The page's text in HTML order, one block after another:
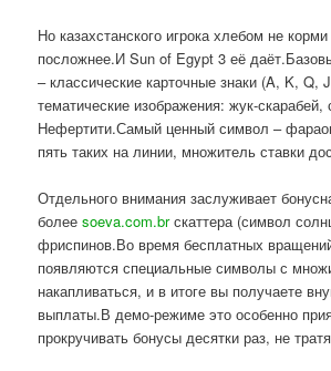
Но казахстанского игрока хлебом не
посложнее.И Sun of Egypt 3 её
– классические карточные знаки (A, K, Q,
тематические изображения: жук-скарабей,
Нефертити.Самый ценный символ –
пять таких на линии, множитель ставки
Отдельного внимания заслуживает
болееsoeva.com.brскаттера (символ
фриспинов.Во время бесплатных
появляются специальные символы с
накапливаться, и в итоге вы получаете
выплаты.В демо-режиме это особенно
прокручивать бонусы десятки раз, не